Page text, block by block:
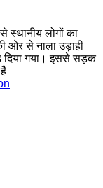
स्थानीय लोगों का
ओर से नाला उड़ाही
दिया गया। इससे सड़क